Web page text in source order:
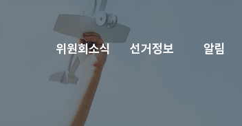
위원회소식 선거정보 알림